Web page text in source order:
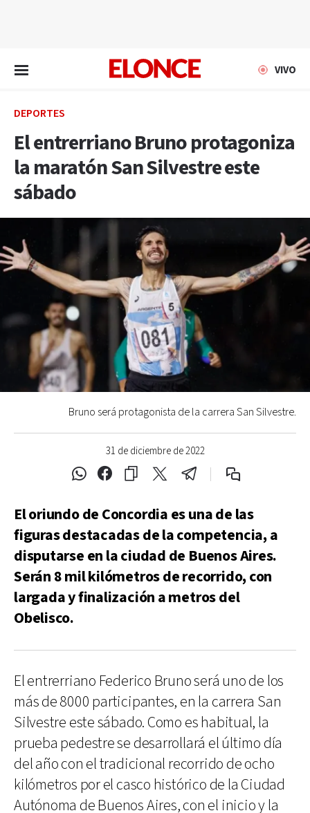
VIVO
DEPORTES
El entrerriano Bruno protagoniza
la maratón San Silvestre este
sábado
31 de diciembre de 2022
Bruno será protagonista de la carrera San Silvestre.
El oriundo de Concordia es una de las
figuras destacadas de la competencia, a
disputarse en la ciudad de Buenos Aires.
Serán 8 mil kilómetros de recorrido, con
largada y finalización a metros del
Obelisco.
El entrerriano Federico Bruno será uno de los
más de 8000 participantes, en la carrera San
Silvestre este sábado. Como es habitual, la
prueba pedestre se desarrollará el último día
del año con el tradicional recorrido de ocho
kilómetros por el casco histórico de la Ciudad
Autónoma de Buenos Aires, con el inicio y la